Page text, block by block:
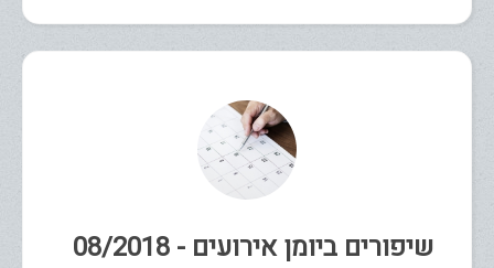
שיפורים ביומן אירועים - 08/2018